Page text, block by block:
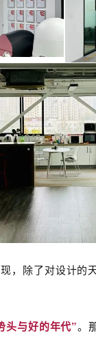
，除了对设计的
头与好的年代”。